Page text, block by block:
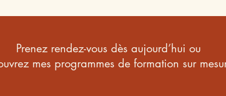
Prenez rendez-vous dès aujourd’hui ou
mes programmes de formation sur